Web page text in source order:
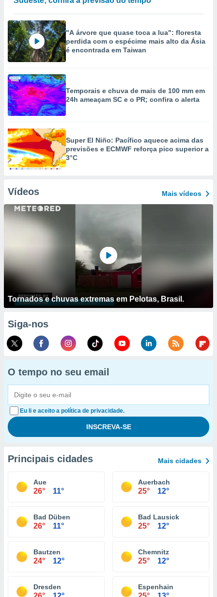
"A árvore que quase toca a lua": floresta
perdida com o espécime mais alto da Ásia
é encontrada em Taiwan
Temporais e chuva de mais de 100 mm em
24h ameaçam SC e o PR; confira o alerta
Super El Niño: Pacífico aquece acima das
previsões e ECMWF reforça pico superior a
3°C
Vídeos Mais vídeos
Tornados e chuvas extremas em Pelotas, Brasil.
Siga-nos
O tempo no seu email
Eu li e aceito a política de privacidade.
Principais cidades Mais cidades
Aue
26° 11°
Auerbach
25° 12°
Bad Düben
26° 11°
Bad Lausick
25° 12°
Bautzen
24° 12°
Chemnitz
25° 12°
Dresden Espenhain